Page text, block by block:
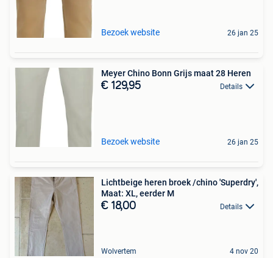
Bezoek website 26 jan 25
Meyer Chino Bonn Grijs maat 28 Heren
€ 129,95 Details
Bezoek website 26 jan 25
Lichtbeige heren broek /chino 'Superdry',
Maat: XL, eerder M
€ 18,00 Details
Wolvertem 4 nov 20